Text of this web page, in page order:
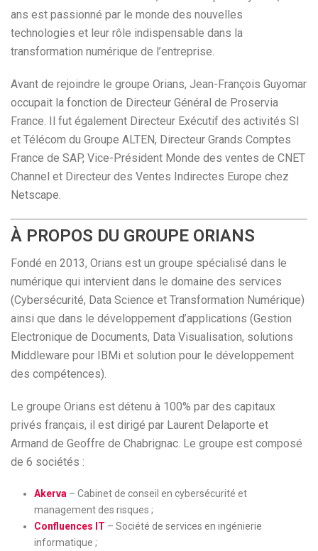
ans est passionné par le monde des nouvelles
technologies et leur rôle indispensable dans la
transformation numérique de l’entreprise.
Avant de rejoindre le groupe Orians, Jean-François Guyomar
occupait la fonction de Directeur Général de Proservia
France. Il fut également Directeur Exécutif des activités SI
et Télécom du Groupe ALTEN, Directeur Grands Comptes
France de SAP, Vice-Président Monde des ventes de CNET
Channel et Directeur des Ventes Indirectes Europe chez
Netscape.
À PROPOS DU GROUPE ORIANS
Fondé en 2013, Orians est un groupe spécialisé dans le
numérique qui intervient dans le domaine des services
(Cybersécurité, Data Science et Transformation Numérique)
ainsi que dans le développement d’applications (Gestion
Electronique de Documents, Data Visualisation, solutions
Middleware pour IBMi et solution pour le développement
des compétences).
Le groupe Orians est détenu à 100% par des capitaux
privés français, il est dirigé par Laurent Delaporte et
Armand de Geoffre de Chabrignac. Le groupe est composé
de 6 sociétés :
Akerva – Cabinet de conseil en cybersécurité et
management des risques ;
Confluences IT – Société de services en ingénierie
informatique ;